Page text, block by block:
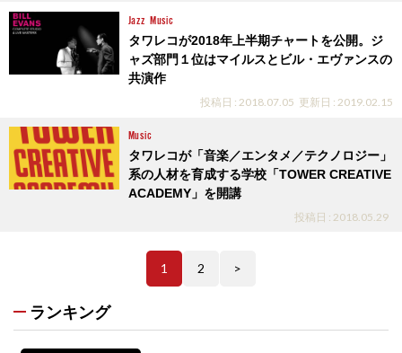
Jazz Music
タワレコが2018年上半期チャートを公開。ジ
ャズ部門１位はマイルスとビル・エヴァンスの
共演作
投稿日 : 2018.07.05 更新日 : 2019.02.15
Music
タワレコが「音楽／エンタメ／テクノロジー」
系の人材を育成する学校「TOWER CREATIVE
ACADEMY」を開講
投稿日 : 2018.05.29
1 2 >
ランキング